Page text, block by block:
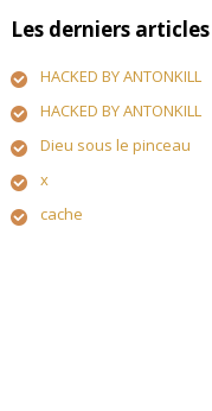
Les derniers articles
HACKED BY ANTONKILL
HACKED BY ANTONKILL
Dieu sous le pinceau
x
cache